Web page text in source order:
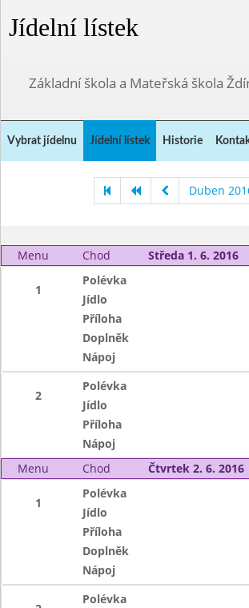
Jídelní lístek
Základní škola a Mateřská škola
Vybrat jídelnu Jídelní lístek Historie
Duben
Menu Chod Středa 1. 6. 2016
1
Polévka
Jídlo
Příloha
Doplněk
Nápoj
2
Polévka
Jídlo
Příloha
Nápoj
Menu
Chod Čtvrtek 2. 6. 2016
1
Polévka
Jídlo
Příloha
Doplněk
Nápoj
Polévka